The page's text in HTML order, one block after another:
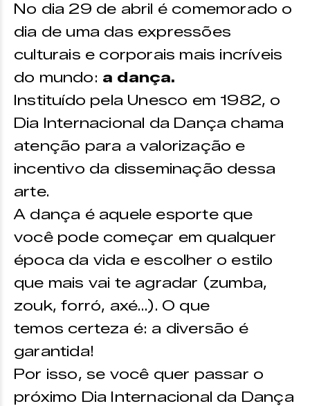
No dia 29 de abril é comemorado o
dia de uma das expressões
culturais e corporais mais incríveis
do mundo: a dança.
Instituído pela Unesco em 1982, o
Dia Internacional da Dança chama
atenção para a valorização e
incentivo da disseminação dessa
arte.
A dança é aquele esporte que
você pode começar em qualquer
época da vida e escolher o estilo
que mais vai te agradar (zumba,
zouk, forró, axé…). O que
temos certeza é: a diversão é
garantida!
Por isso, se você quer passar o
próximo Dia Internacional da Dança